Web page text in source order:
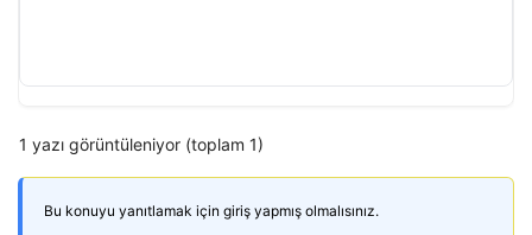
1 yazı görüntüleniyor (toplam 1)
Bu konuyu yanıtlamak için giriş yapmış olmalısınız.